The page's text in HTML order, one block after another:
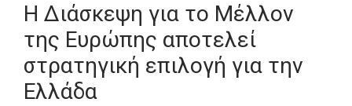
Η Διάσκεψη για το Μέλλον
της Ευρώπης αποτελεί
στρατηγική επιλογή για την
Ελλάδα